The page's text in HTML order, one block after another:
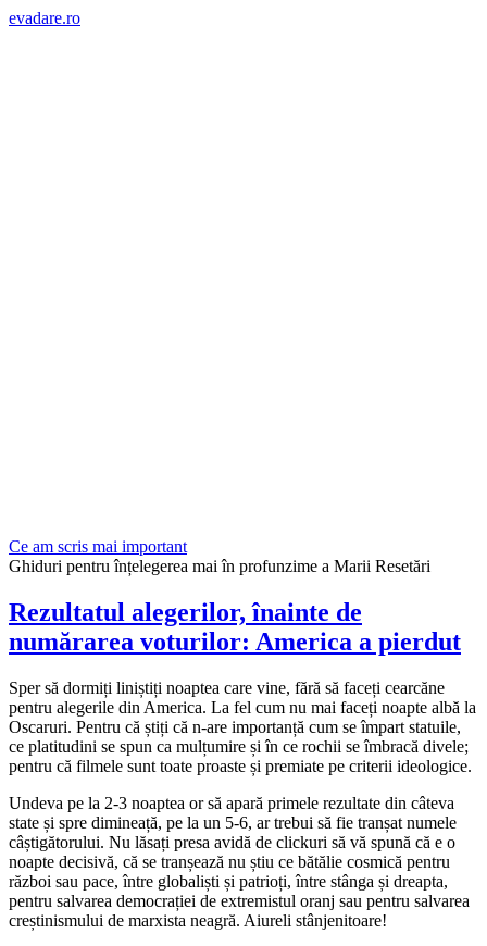
evadare.ro
Ce am scris mai important
Ghiduri pentru înțelegerea mai în profunzime a Marii Resetări
Rezultatul alegerilor, înainte de
numărarea voturilor: America a pierdut
Sper să dormiți liniștiți noaptea care vine, fără să faceți cearcăne
pentru alegerile din America. La fel cum nu mai faceți noapte albă la
Oscaruri. Pentru că știți că n-are importanță cum se împart statuile,
ce platitudini se spun ca mulțumire și în ce rochii se îmbracă divele;
pentru că filmele sunt toate proaste și premiate pe criterii ideologice.
Undeva pe la 2-3 noaptea or să apară primele rezultate din câteva
state și spre dimineață, pe la un 5-6, ar trebui să fie tranșat numele
câștigătorului. Nu lăsați presa avidă de clickuri să vă spună că e o
noapte decisivă, că se tranșează nu știu ce bătălie cosmică pentru
război sau pace, între globaliști și patrioți, între stânga și dreapta,
pentru salvarea democrației de extremistul oranj sau pentru salvarea
creștinismului de marxista neagră. Aiureli stânjenitoare!